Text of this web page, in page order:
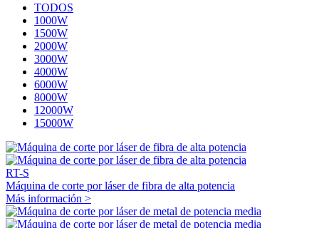
TODOS
1000W
1500W
2000W
3000W
4000W
6000W
8000W
12000W
15000W
RT-S
Máquina de corte por láser de fibra de alta potencia
Más información >